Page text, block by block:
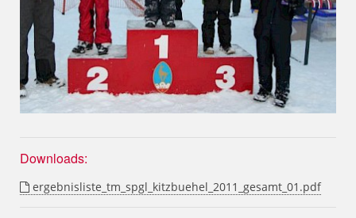
Downloads:
ergebnisliste_tm_spgl_kitzbuehel_2011_gesamt_01.pdf